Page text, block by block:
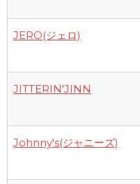
JERO(ジェロ)
JITTERIN'JINN
Johnny's(ジャニーズ)